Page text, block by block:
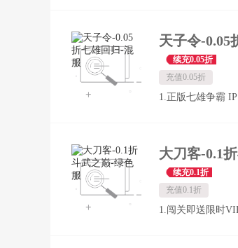
成为全服焦点！
在线。海量军功
敌！累计充值还
不是梦！ ★ 7天
包全面升级，价
位玩家，无论氪
体验
续充0.05折
充值0.05折
1.正版七雄争霸
续充0.1折
充值0.1折
1.闯关即送限时